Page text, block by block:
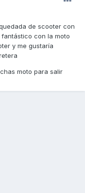
de scooter con
con la moto
y me gustaría
moto para salir